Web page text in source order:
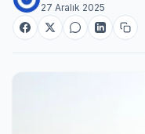
27 Aralık 2025